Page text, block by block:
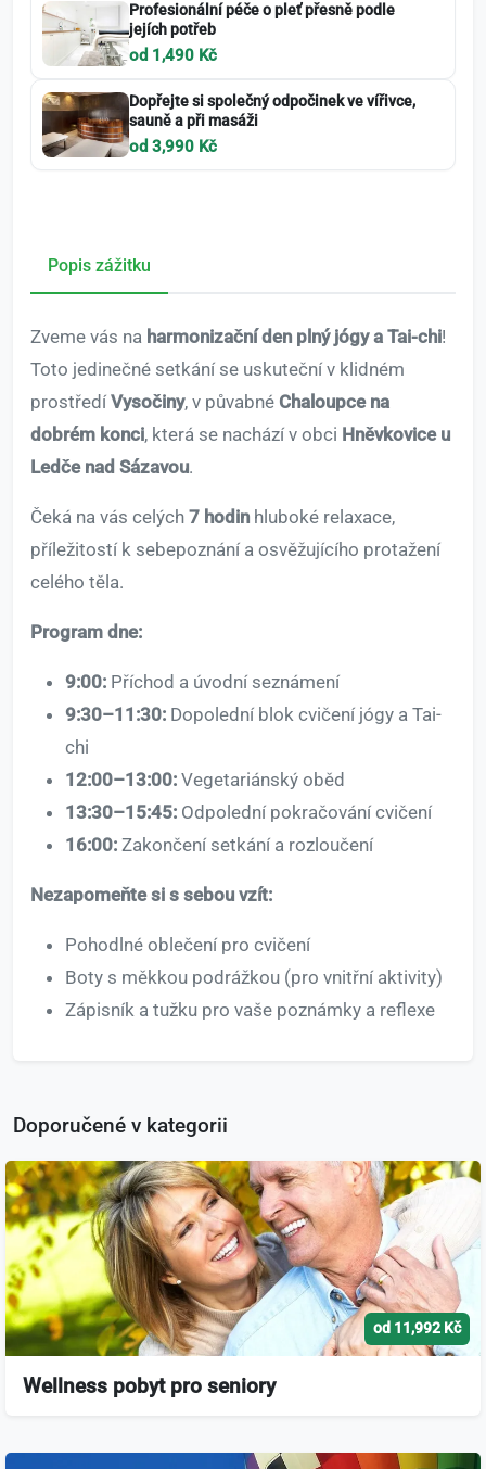
Profesionální péče o pleť přesně podle
jejích potřeb
od 1,490 Kč
Dopřejte si společný odpočinek ve vířivce,
sauně a při masáži
od 3,990 Kč
Popis zážitku
Zveme vás na harmonizační den plný jógy a Tai-chi!
Toto jedinečné setkání se uskuteční v klidném
prostředí Vysočiny, v půvabné Chaloupce na
dobrém konci, která se nachází v obci Hněvkovice u
Ledče nad Sázavou.
Čeká na vás celých 7 hodin hluboké relaxace,
příležitostí k sebepoznání a osvěžujícího protažení
celého těla.
Program dne:
9:00: Příchod a úvodní seznámení
9:30–11:30: Dopolední blok cvičení jógy a Tai-
chi
12:00–13:00: Vegetariánský oběd
13:30–15:45: Odpolední pokračování cvičení
16:00: Zakončení setkání a rozloučení
Nezapomeňte si s sebou vzít:
Pohodlné oblečení pro cvičení
Boty s měkkou podrážkou (pro vnitřní aktivity)
Zápisník a tužku pro vaše poznámky a reflexe
Doporučené v kategorii
od 11,992 Kč
Wellness pobyt pro seniory